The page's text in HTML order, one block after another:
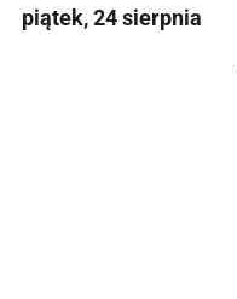
piątek, 24 sierpnia